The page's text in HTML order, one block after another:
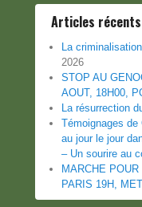
Articles récents
La
2026
STOP AU
AOUT, 18H00,
La résurrection
Témoignages de
au jour le jour
– Un sourire au
MARCHE
PARIS 19H,